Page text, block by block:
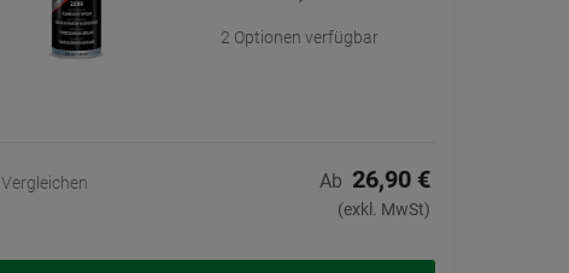
2 Optionen verfügbar
Vergleichen Ab 26,90 €
(exkl. MwSt)